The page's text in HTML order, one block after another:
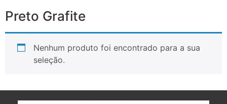
Preto Grafite
Nenhum produto foi encontrado para a sua
seleção.